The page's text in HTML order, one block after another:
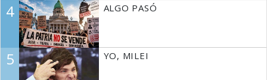
4 ALGO PASÓ
5 YO, MILEI